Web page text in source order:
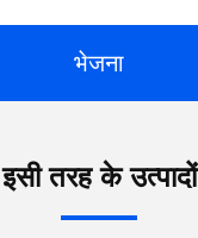
भेजना
इसी तरह के उत्पादों